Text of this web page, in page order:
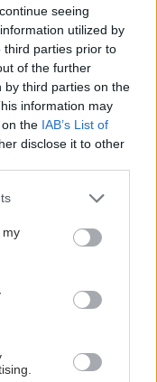
seeing
utilized by
third parties prior to
of the further
by third parties on the
information may
the IAB’s List of
disclose it to other
or more Google
You may click to
third-party tags to
in below Google
my